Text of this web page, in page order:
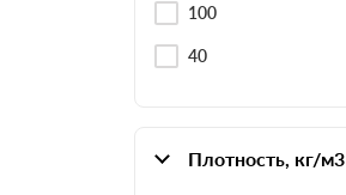
100
40
Плотность, кг/м3